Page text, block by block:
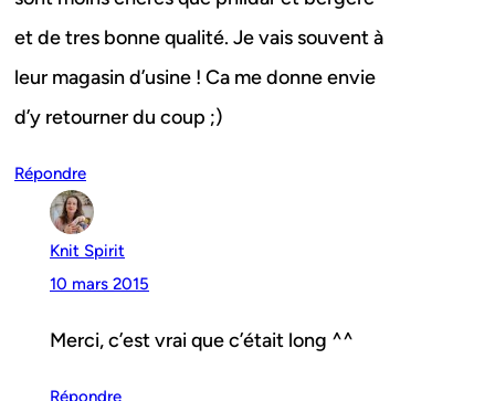
et de tres bonne qualité. Je vais souvent à
leur magasin d’usine ! Ca me donne envie
d’y retourner du coup ;)
Répondre
Knit Spirit
10 mars 2015
Merci, c’est vrai que c’était long ^^